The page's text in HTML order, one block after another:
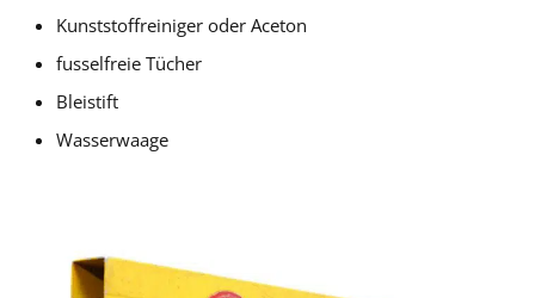
Kunststoffreiniger oder Aceton
fusselfreie Tücher
Bleistift
Wasserwaage